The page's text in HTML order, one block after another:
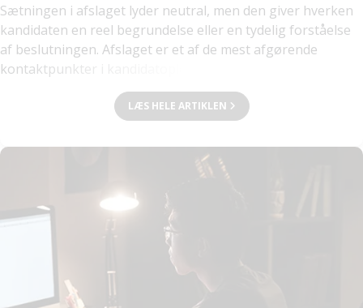
Sætningen i afslaget lyder neutral, men den giver hverken
kandidaten en reel begrundelse eller en tydelig forståelse
af beslutningen. Afslaget er et af de mest afgørende
kontaktpunkter i kandidatoplevelsen. Det er her,
rekrutteringsprocessen afsluttes, relationen afrundes, og
kandidaten efterlades med en oplevelse af, om processen
LÆS HELE ARTIKLEN